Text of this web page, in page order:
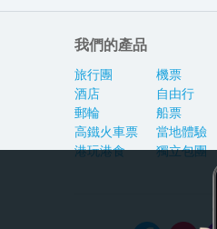
我們的產品
旅行團
酒店
郵輪
高鐵火車票
港玩港食
機票
自由行
船票
當地體驗
獨立包團